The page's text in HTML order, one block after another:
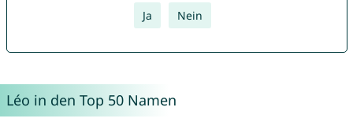
Ja Nein
Léo in den Top 50 Namen